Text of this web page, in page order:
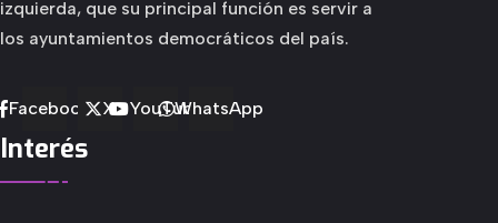
izquierda, que su principal función es servir a
los ayuntamientos democráticos del país.
Facebook X YouTubeWhatsApp
Interés